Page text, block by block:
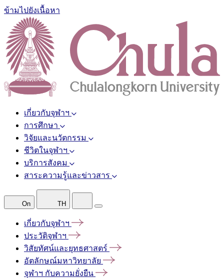
ข้ามไปยังเนื้อหา
เกี่ยวกับจุฬาฯ
การศึกษา
วิจัยและนวัตกรรม
ชีวิตในจุฬาฯ
บริการสังคม
สาระความรู้และข่าวสาร
On TH
เกี่ยวกับจุฬาฯ
ประวัติจุฬาฯ
วิสัยทัศน์และยุทธศาสตร์
อัตลักษณ์มหาวิทยาลัย
จุฬาฯ กับความยั่งยืน